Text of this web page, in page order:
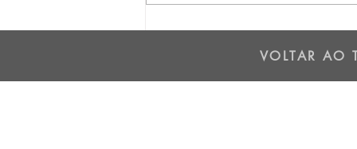
Os dois lados da Cordilheira
dos Andes - 01/07/25
VOLTAR AO